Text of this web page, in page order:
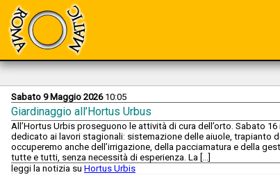
Sabato 9 Maggio 202610:05
Giardinaggio all’Hortus Urbus
All’Hortus Urbis proseguono le attività di cura dell’orto. Sabato
dedicato ai lavori stagionali: sistemazione delle aiuole, trapianto
occuperemo anche dell’irrigazione, della pacciamatura e della
tutte e tutti, senza necessità di esperienza. La [...]
leggi la notizia su Hortus Urbis